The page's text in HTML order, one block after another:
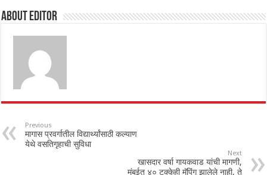
About Editor
Previous
मागास प्रवर्गातील विद्यार्थ्यांसाठी कल्याण
येथे वसतिगृहाची सुविधा
Next
खासदार वर्षा गायकवाड यांची मागणी,
मुंबईत ४० टक्केही मॅपिंग झालेले नाही, ते